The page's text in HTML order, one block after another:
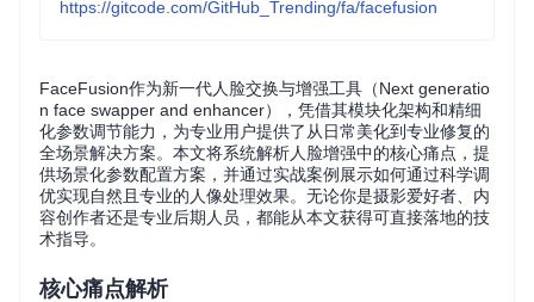
https://gitcode.com/GitHub_Trending/fa/facefusion
FaceFusion作为新一代人脸交换与增强工具（Next generatio
n face swapper and enhancer），凭借其模块化架构和精细
化参数调节能力，为专业用户提供了从日常美化到专业修复的
全场景解决方案。本文将系统解析人脸增强中的核心痛点，提
供场景化参数配置方案，并通过实战案例展示如何通过科学调
优实现自然且专业的人像处理效果。无论你是摄影爱好者、内
容创作者还是专业后期人员，都能从本文获得可直接落地的技
术指导。
核心痛点解析